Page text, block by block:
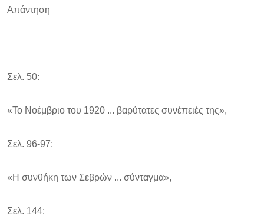
Απάντηση
Σελ. 50:
«Το Νοέμβριο του 1920 ... βαρύτατες συνέπειές της»,
Σελ. 96-97:
«Η συνθήκη των Σεβρών ... σύνταγμα»,
Σελ. 144: